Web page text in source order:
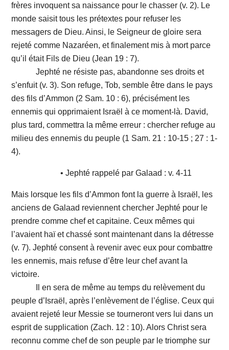
frères invoquent sa naissance pour le chasser (v. 2). Le
monde saisit tous les prétextes pour refuser les
messagers de Dieu. Ainsi, le Seigneur de gloire sera
rejeté comme Nazaréen, et finalement mis à mort parce
qu’il était Fils de Dieu (Jean 19 : 7).
Jephté ne résiste pas, abandonne ses droits et
s’enfuit (v. 3). Son refuge, Tob, semble être dans le pays
des fils d’Ammon (2 Sam. 10 : 6), précisément les
ennemis qui opprimaient Israël à ce moment-là. David,
plus tard, commettra la même erreur : chercher refuge au
milieu des ennemis du peuple (1 Sam. 21 : 10-15 ; 27 : 1-
4).
• Jephté rappelé par Galaad : v. 4-11
Mais lorsque les fils d’Ammon font la guerre à Israël, les
anciens de Galaad reviennent chercher Jephté pour le
prendre comme chef et capitaine. Ceux mêmes qui
l’avaient haï et chassé sont maintenant dans la détresse
(v. 7). Jephté consent à revenir avec eux pour combattre
les ennemis, mais refuse d’être leur chef avant la
victoire.
Il en sera de même au temps du relèvement du
peuple d’Israël, après l’enlèvement de l’église. Ceux qui
avaient rejeté leur Messie se tourneront vers lui dans un
esprit de supplication (Zach. 12 : 10). Alors Christ sera
reconnu comme chef de son peuple par le triomphe sur